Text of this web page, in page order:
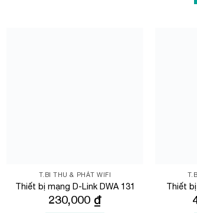
T.BI THU & PHÁT WIFI
Thiết bị mạng D-Link DWA 131
230,000 ₫
Thiết